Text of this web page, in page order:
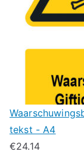
tekst - A4
€24.14